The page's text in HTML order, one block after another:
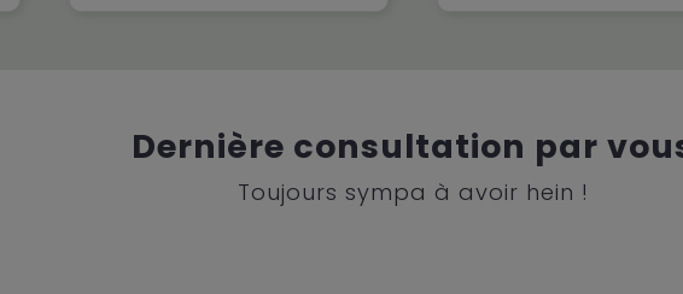
Dernière consultation par
Toujours sympa à avoir hein !